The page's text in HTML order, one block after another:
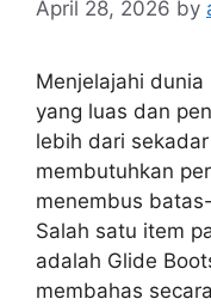
April 28, 2026 by
Menjelajahi
yang luas dan
lebih dari
membutuhkan
menembus
Salah satu item
adalah Glide
membahas